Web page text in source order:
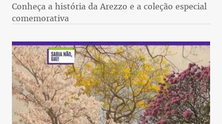
Conheça a história da Arezzo e a coleção especial
comemorativa